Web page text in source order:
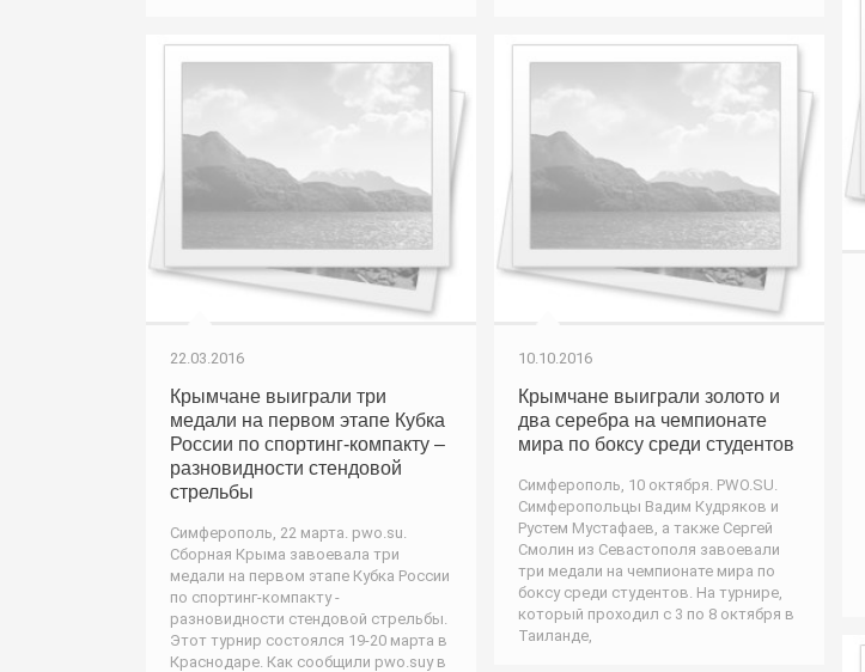
22.03.2016
Крымчане выиграли три
медали на первом этапе Кубка
России по спортинг-компакту –
разновидности стендовой
стрельбы
Симферополь, 22 марта. pwo.su.
Сборная Крыма завоевала три
медали на первом этапе Кубка России
по спортинг-компакту -
разновидности стендовой стрельбы.
Этот турнир состоялся 19-20 марта в
Краснодаре. Как сообщили pwo.suу в
10.10.2016
Крымчане выиграли золото и
два серебра на чемпионате
мира по боксу среди студентов
Симферополь, 10 октября. PWO.SU.
Симферопольцы Вадим Кудряков и
Рустем Мустафаев, а также Сергей
Смолин из Севастополя завоевали
три медали на чемпионате мира по
боксу среди студентов. На турнире,
который проходил с 3 по 8 октября в
Таиланде,